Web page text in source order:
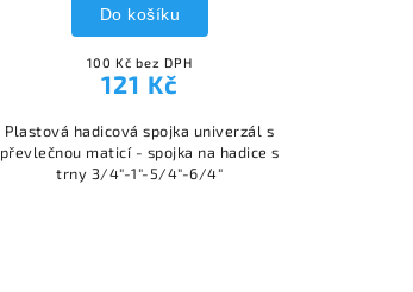
100 Kč bez DPH
121 Kč
Do košíku
Plastová hadicová spojka univerzál s
převlečnou maticí - spojka na hadice s
trny 3/4"-1"-5/4"-6/4"